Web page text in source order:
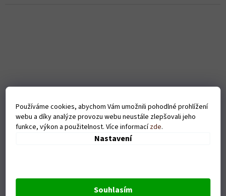
Používáme cookies, abychom Vám umožnili pohodlné prohlížení
webu a díky analýze provozu webu neustále zlepšovali jeho
funkce, výkon a použitelnost. Více informacízde.
Nastavení
Souhlasím